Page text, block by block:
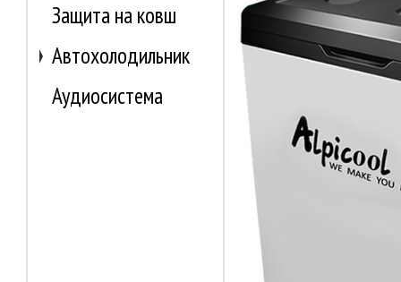
Защита на ковш
Автохолодильник
Аудиосистема